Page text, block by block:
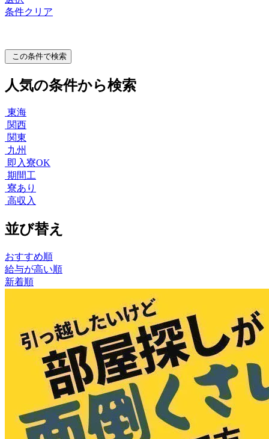
条件クリア
この条件で検索
人気の条件から検索
東海
関西
関東
九州
即入寮OK
期間工
寮あり
高収入
並び替え
おすすめ順
給与が高い順
新着順